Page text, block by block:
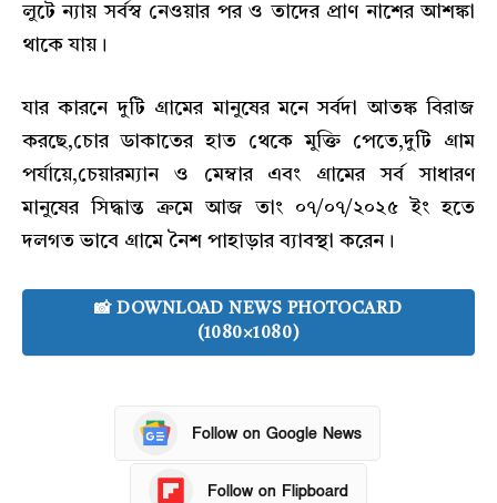
লুটে ন্যায় সর্বস্ব নেওয়ার পর ও তাদের প্রাণ নাশের আশঙ্কা
থাকে যায়।
যার কারনে দুটি গ্রামের মানুষের মনে সর্বদা আতঙ্ক বিরাজ
করছে,চোর ডাকাতের হাত থেকে মুক্তি পেতে,দুটি গ্রাম
পর্যায়ে,চেয়ারম্যান ও মেম্বার এবং গ্রামের সর্ব সাধারণ
মানুষের সিদ্ধান্ত ক্রমে আজ তাং ০৭/০৭/২০২৫ ইং হতে
দলগত ভাবে গ্রামে নৈশ পাহাড়ার ব্যাবস্থা করেন।
📸 DOWNLOAD NEWS PHOTOCARD
(1080×1080)
Follow on Google News
Follow on Flipboard